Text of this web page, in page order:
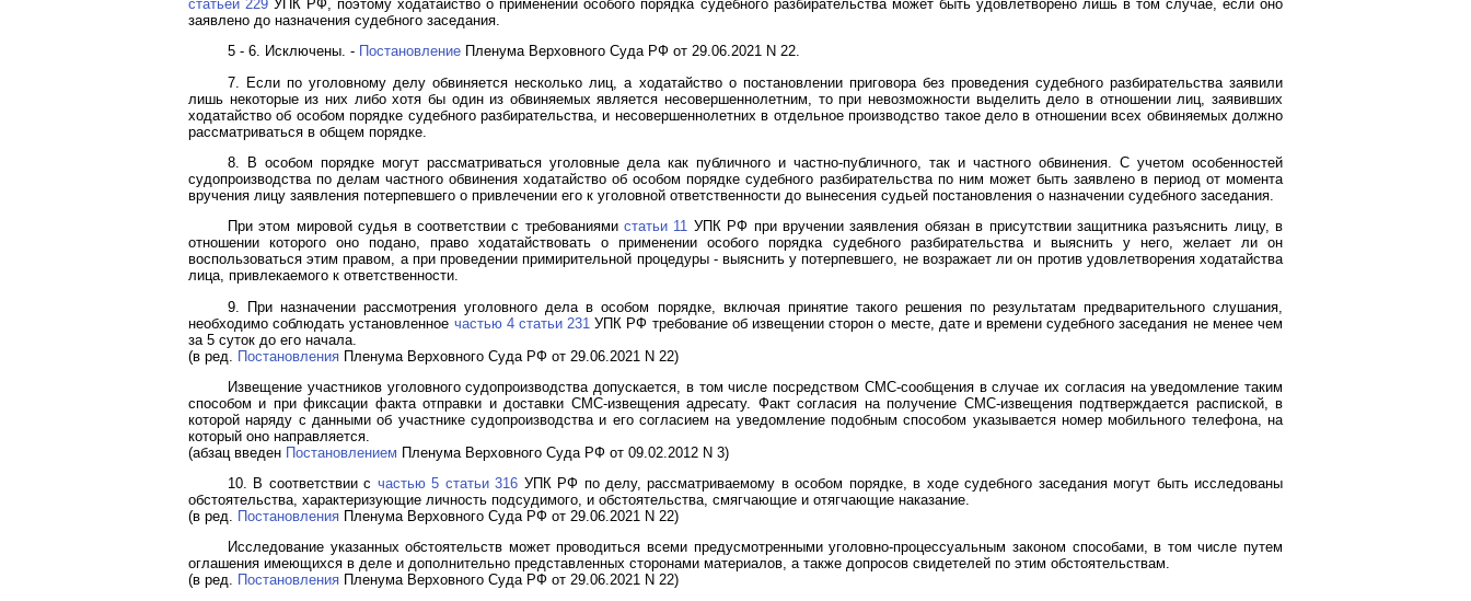
статьей 229 УПК РФ, поэтому ходатайство о применении особого порядка судебного разбирательства может быть удовлетворено лишь в том случае, если оно
заявлено до назначения судебного заседания.
5 - 6. Исключены. - Постановление Пленума Верховного Суда РФ от 29.06.2021 N 22.
7. Если по уголовному делу обвиняется несколько лиц, а ходатайство о постановлении приговора без проведения судебного разбирательства заявили
лишь некоторые из них либо хотя бы один из обвиняемых является несовершеннолетним, то при невозможности выделить дело в отношении лиц, заявивших
ходатайство об особом порядке судебного разбирательства, и несовершеннолетних в отдельное производство такое дело в отношении всех обвиняемых должно
рассматриваться в общем порядке.
8. В особом порядке могут рассматриваться уголовные дела как публичного и частно-публичного, так и частного обвинения. С учетом особенностей
судопроизводства по делам частного обвинения ходатайство об особом порядке судебного разбирательства по ним может быть заявлено в период от момента
вручения лицу заявления потерпевшего о привлечении его к уголовной ответственности до вынесения судьей постановления о назначении судебного заседания.
При этом мировой судья в соответствии с требованиямистатьи 11 УПК РФ при вручении заявления обязан в присутствии защитника разъяснить лицу, в
отношении которого оно подано, право ходатайствовать о применении особого порядка судебного разбирательства и выяснить у него, желает ли он
воспользоваться этим правом, а при проведении примирительной процедуры - выяснить у потерпевшего, не возражает ли он против удовлетворения ходатайства
лица, привлекаемого к ответственности.
9. При назначении рассмотрения уголовного дела в особом порядке, включая принятие такого решения по результатам предварительного слушания,
необходимо соблюдать установленное частью 4 статьи 231 УПК РФ требование об извещении сторон о месте, дате и времени судебного заседания не менее чем
за 5 суток до его начала.
(в ред. Постановления Пленума Верховного Суда РФ от 29.06.2021 N 22)
Извещение участников уголовного судопроизводства допускается, в том числе посредством СМС-сообщения в случае их согласия на уведомление таким
способом и при фиксации факта отправки и доставки СМС-извещения адресату. Факт согласия на получение СМС-извещения подтверждается распиской, в
которой наряду с данными об участнике судопроизводства и его согласием на уведомление подобным способом указывается номер мобильного телефона, на
который оно направляется.
(абзац введен Постановлением Пленума Верховного Суда РФ от 09.02.2012 N 3)
10. В соответствии с частью 5 статьи 316 УПК РФ по делу, рассматриваемому в особом порядке, в ходе судебного заседания могут быть исследованы
обстоятельства, характеризующие личность подсудимого, и обстоятельства, смягчающие и отягчающие наказание.
(в ред. Постановления Пленума Верховного Суда РФ от 29.06.2021 N 22)
Исследование указанных обстоятельств может проводиться всеми предусмотренными уголовно-процессуальным законом способами, в том числе путем
оглашения имеющихся в деле и дополнительно представленных сторонами материалов, а также допросов свидетелей по этим обстоятельствам.
(в ред. Постановления Пленума Верховного Суда РФ от 29.06.2021 N 22)